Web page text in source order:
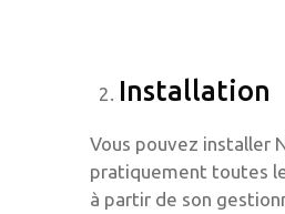
Installation
Vous pouvez installer
pratiquement toutes
à partir de son